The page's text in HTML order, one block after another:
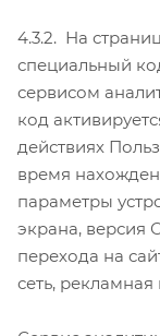
4.3.2. На
специальный
сервисом
код
действиях
время
параметры
экрана, версия
перехода на
сеть,